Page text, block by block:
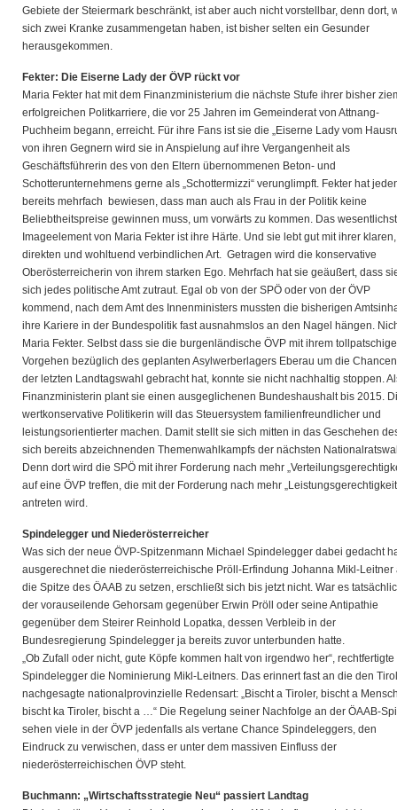
Gebiete der Steiermark beschränkt, ist aber auch nicht vorstellbar, denn dort,
sich zwei Kranke zusammengetan haben, ist bisher selten ein Gesunder
herausgekommen.
Fekter: Die Eiserne Lady der ÖVP rückt vor
Maria Fekter hat mit dem Finanzministerium die nächste Stufe ihrer bisher
erfolgreichen Politkarriere, die vor 25 Jahren im Gemeinderat von Attnang-
Puchheim begann, erreicht. Für ihre Fans ist sie die „Eiserne Lady vom
von ihren Gegnern wird sie in Anspielung auf ihre Vergangenheit als
Geschäftsführerin des von den Eltern übernommenen Beton- und
Schotterunternehmens gerne als „Schottermizzi“ verunglimpft. Fekter hat
bereits mehrfach bewiesen, dass man auch als Frau in der Politik keine
Beliebtheitspreise gewinnen muss, um vorwärts zu kommen. Das
Imageelement von Maria Fekter ist ihre Härte. Und sie lebt gut mit ihrer klaren,
direkten und wohltuend verbindlichen Art. Getragen wird die konservative
Oberösterreicherin von ihrem starken Ego. Mehrfach hat sie geäußert, dass
sich jedes politische Amt zutraut. Egal ob von der SPÖ oder von der ÖVP
kommend, nach dem Amt des Innenministers mussten die bisherigen
ihre Kariere in der Bundespolitik fast ausnahmslos an den Nagel hängen.
Maria Fekter. Selbst dass sie die burgenländische ÖVP mit ihrem
Vorgehen bezüglich des geplanten Asylwerberlagers Eberau um die
der letzten Landtagswahl gebracht hat, konnte sie nicht nachhaltig stoppen.
Finanzministerin plant sie einen ausgeglichenen Bundeshaushalt bis 2015.
wertkonservative Politikerin will das Steuersystem familienfreundlicher und
leistungsorientierter machen. Damit stellt sie sich mitten in das Geschehen
sich bereits abzeichnenden Themenwahlkampfs der nächsten
Denn dort wird die SPÖ mit ihrer Forderung nach mehr
auf eine ÖVP treffen, die mit der Forderung nach mehr
antreten wird.
Spindelegger und Niederösterreicher
Was sich der neue ÖVP-Spitzenmann Michael Spindelegger dabei gedacht
ausgerechnet die niederösterreichische Pröll-Erfindung Johanna Mikl-Leitner
die Spitze des ÖAAB zu setzen, erschließt sich bis jetzt nicht. War es
der vorauseilende Gehorsam gegenüber Erwin Pröll oder seine Antipathie
gegenüber dem Steirer Reinhold Lopatka, dessen Verbleib in der
Bundesregierung Spindelegger ja bereits zuvor unterbunden hatte.
„Ob Zufall oder nicht, gute Köpfe kommen halt von irgendwo her“, rechtfertigte
Spindelegger die Nominierung Mikl-Leitners. Das erinnert fast an die den
nachgesagte nationalprovinzielle Redensart: „Bischt a Tiroler, bischt a
bischt ka Tiroler, bischt a …“ Die Regelung seiner Nachfolge an der ÖAAB-
sehen viele in der ÖVP jedenfalls als vertane Chance Spindeleggers, den
Eindruck zu verwischen, dass er unter dem massiven Einfluss der
niederösterreichischen ÖVP steht.
Buchmann: „Wirtschaftsstrategie Neu“ passiert Landtag